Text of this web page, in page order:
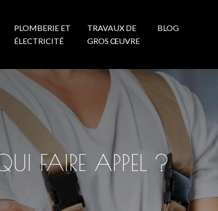
PLOMBERIE ET
ÉLECTRICITÉ
TRAVAUX DE
GROS ŒUVRE
BLOG
FAIRE APPEL ?